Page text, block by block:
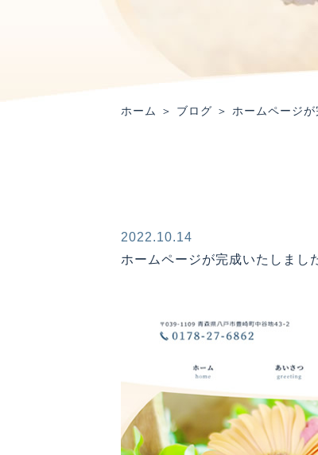
ホーム ＞ ブログ ＞ ホームページ
2022.10.14
ホームページが完成いたしまし